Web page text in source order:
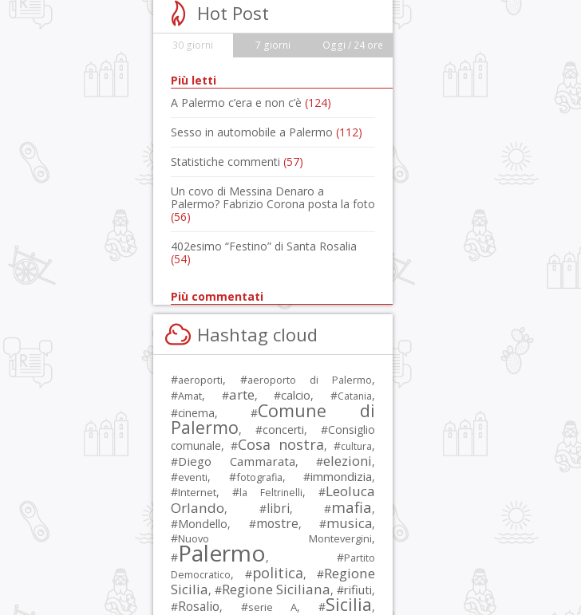
Hot Post
30 giorni 7 giorni Oggi / 24 ore
Più letti
A Palermo c’era e non c’è (124)
Sesso in automobile a Palermo (112)
Statistiche commenti (57)
Un covo di Messina Denaro a
Palermo? Fabrizio Corona posta la foto
(56)
402esimo “Festino” di Santa Rosalia
(54)
Più commentati
Hashtag cloud
#aeroporti, #aeroporto di Palermo,
#Amat, #arte, #calcio, #Catania,
#cinema, #Comune di
Palermo, #concerti, #Consiglio
comunale, #Cosa nostra, #cultura,
#Diego Cammarata, #elezioni,
#eventi, #fotografia, #immondizia,
#Internet, #la Feltrinelli, #Leoluca
Orlando, #libri, #mafia,
#Mondello, #mostre, #musica,
#Nuovo Montevergini,
#Palermo, #Partito
Democratico, #politica, #Regione
Sicilia, #Regione Siciliana, #rifiuti,
#Rosalio, #serie A, #Sicilia,